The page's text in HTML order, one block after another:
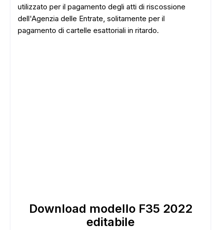
utilizzato per il pagamento degli atti di riscossione
dell'Agenzia delle Entrate, solitamente per il
pagamento di cartelle esattoriali in ritardo.
Download modello F35 2022
editabile